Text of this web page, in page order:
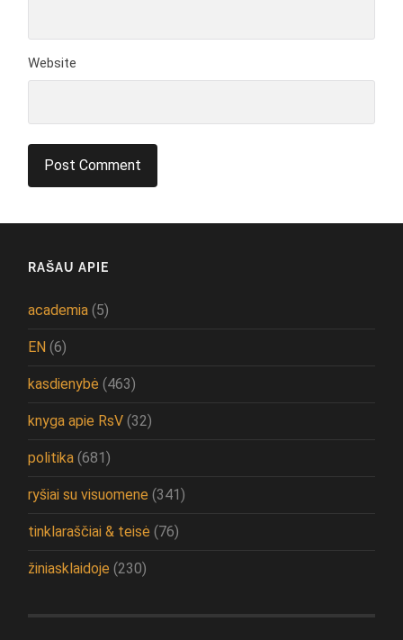
Website
RAŠAU APIE
academia (5)
EN (6)
kasdienybė (463)
knyga apie RsV (32)
politika (681)
ryšiai su visuomene (341)
tinklaraščiai & teisė (76)
žiniasklaidoje (230)